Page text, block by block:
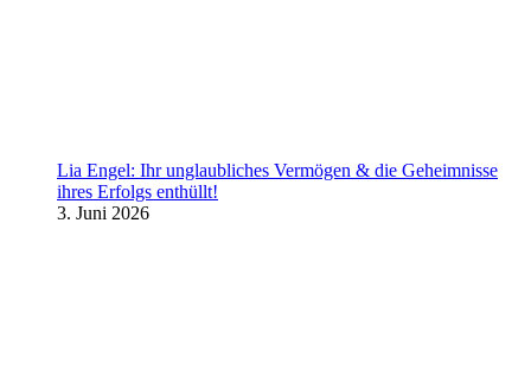
Lia Engel: Ihr unglaubliches Vermögen & die Geheimnisse
ihres Erfolgs enthüllt!
3. Juni 2026